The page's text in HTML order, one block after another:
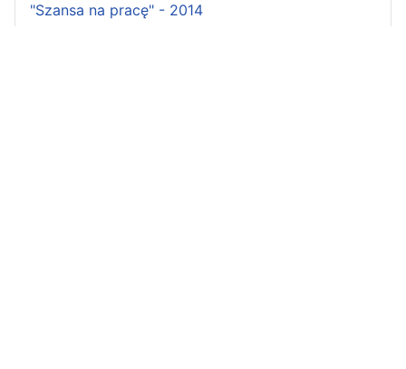
"Szansa na pracę" - 2014